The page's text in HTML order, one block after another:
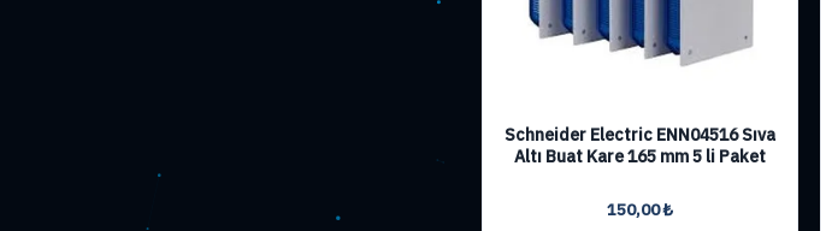
Schneider Electric ENN04516 Sıva
Altı Buat Kare 165 mm 5 li Paket
150,00₺